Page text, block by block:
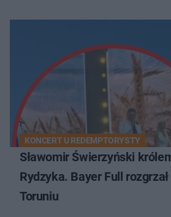
KONCERT U REDEMPTORYSTY
Sławomir Świerzyński
Rydzyka. Bayer Full
Toruniu